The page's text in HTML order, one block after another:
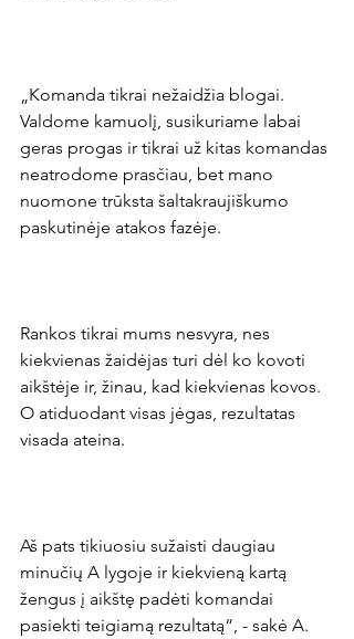
„Komanda tikrai nežaidžia blogai.
Valdome kamuolį, susikuriame labai
geras progas ir tikrai už kitas komandas
neatrodome prasčiau, bet mano
nuomone trūksta šaltakraujiškumo
paskutinėje atakos fazėje.
Rankos tikrai mums nesvyra, nes
kiekvienas žaidėjas turi dėl ko kovoti
aikštėje ir, žinau, kad kiekvienas kovos.
O atiduodant visas jėgas, rezultatas
visada ateina.
Aš pats tikiuosiu sužaisti daugiau
minučių A lygoje ir kiekvieną kartą
žengus į aikštę padėti komandai
pasiekti teigiamą rezultatą“, - sakė A.